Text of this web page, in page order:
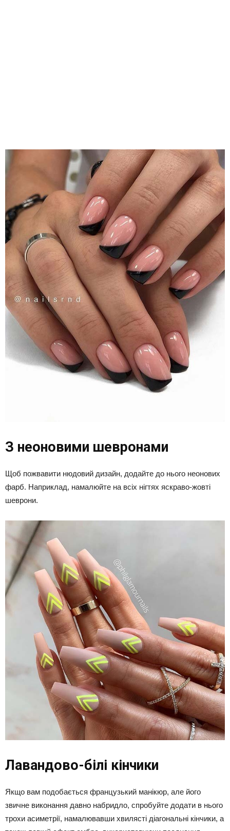
З неоновими шевронами
Щоб пожвавити нюдовий дизайн, додайте до нього неонових
фарб. Наприклад, намалюйте на всіх нігтях яскраво-жовті
шеврони.
Лавандово-білі кінчики
Якщо вам подобається французький манікюр, але його
звичне виконання давно набридло, спробуйте додати в нього
трохи асиметрії, намалювавши хвилясті діагональні кінчики, а